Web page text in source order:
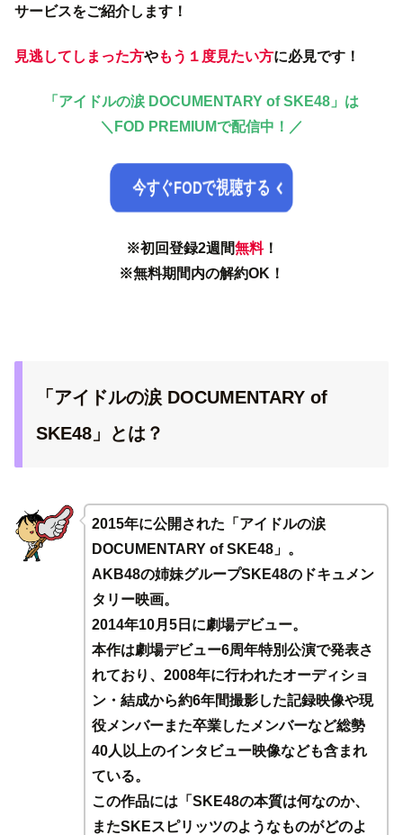
サービスをご紹介します！
見逃してしまった方やもう１度見たい方に必見です！
「アイドルの涙 DOCUMENTARY of SKE48」は
＼ FOD PREMIUMで配信中！／
今すぐFODで視聴する
※初回登録2週間無料！
※無料期間内の解約OK！
「アイドルの涙 DOCUMENTARY of
SKE48」とは？
2015年に公開された「アイドルの涙
DOCUMENTARY of SKE48」。
AKB48の姉妹グループSKE48のドキュメン
タリー映画。
2014年10月5日に劇場デビュー。
本作は劇場デビュー6周年特別公演で発表さ
れており、2008年に行われたオーディショ
ン・結成から約6年間撮影した記録映像や現
役メンバーまた卒業したメンバーなど総勢
40人以上のインタビュー映像なども含まれ
ている。
この作品には「SKE48の本質は何なのか、
またSKEスピリッツのようなものがどのよ